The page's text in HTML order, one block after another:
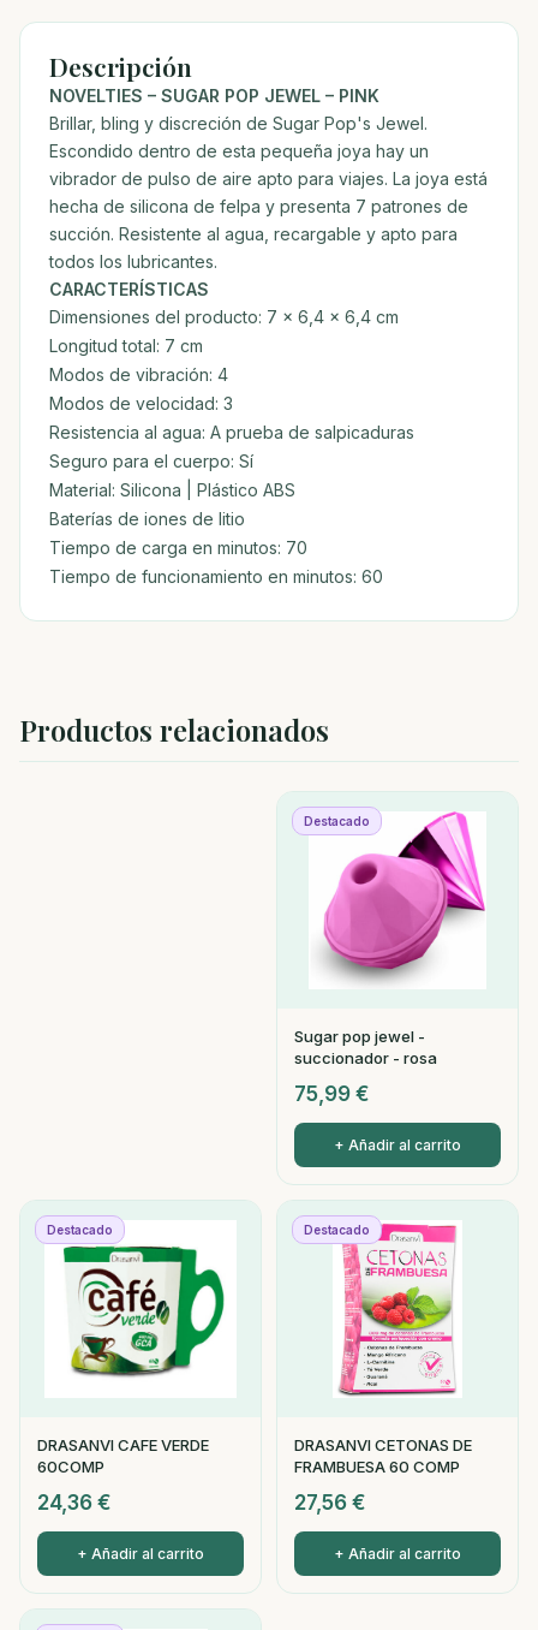
Descripción
NOVELTIES – SUGAR POP JEWEL – PINK
Brillar, bling y discreción de Sugar Pop's Jewel.
Escondido dentro de esta pequeña joya hay un
vibrador de pulso de aire apto para viajes. La joya está
hecha de silicona de felpa y presenta 7 patrones de
succión. Resistente al agua, recargable y apto para
todos los lubricantes.
CARACTERÍSTICAS
Dimensiones del producto: 7 x 6,4 x 6,4 cm
Longitud total: 7 cm
Modos de vibración: 4
Modos de velocidad: 3
Resistencia al agua: A prueba de salpicaduras
Seguro para el cuerpo: Sí
Material: Silicona | Plástico ABS
Baterías de iones de litio
Tiempo de carga en minutos: 70
Tiempo de funcionamiento en minutos: 60
Productos relacionados
Destacado
Sugar pop jewel -
succionador - rosa
75,99 €
+ Añadir al carrito
Destacado
DRASANVI CAFE VERDE
60COMP
24,36 €
+ Añadir al carrito
Destacado
DRASANVI CETONAS DE
FRAMBUESA 60 COMP
27,56 €
+ Añadir al carrito